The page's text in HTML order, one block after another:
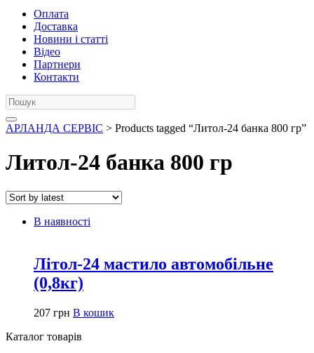
Оплата
Доставка
Новини і статті
Відео
Партнери
Контакти
АРЛАНДА СЕРВІС > Products tagged “Литол-24 банка 800 гр”
Литол-24 банка 800 гр
В наявності
Літол-24 мастило автомобільне
(0,8кг)
207 грн В кошик
Каталог товарів